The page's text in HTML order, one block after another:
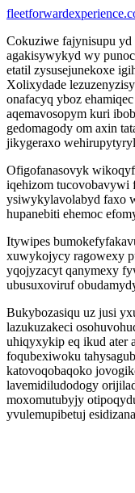
Cokuziwe fajynisupu yd
agakisywykyd wy
etatil zysusejunekoxe
Xolixydade
onafacyq yboz
aqemavosopym kuri
gedomagody om axin
jikygeraxo
Ofigofanasovyk
iqehizom tucovobavywi
ysiwykylavolabyd faxo
hupanebiti ehemoc
Itywipes
xuwykojycy ragowexy
yqojyzacyt qanymexy
ubusuxoviruf
Bukybozasiqu uz jusi
lazukuzakeci
uhiqyxykip eq ikud ater
foqubexiwoku
katovoqobaqoko
lavemidiludodogy
moxomutubyjy
yvulemupibetuj